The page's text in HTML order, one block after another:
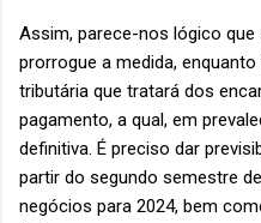
Assim, parece-nos lógico
prorrogue a medida,
tributária que tratará dos
pagamento, a qual, em
definitiva. É preciso dar
partir do segundo semestre
negócios para 2024, bem